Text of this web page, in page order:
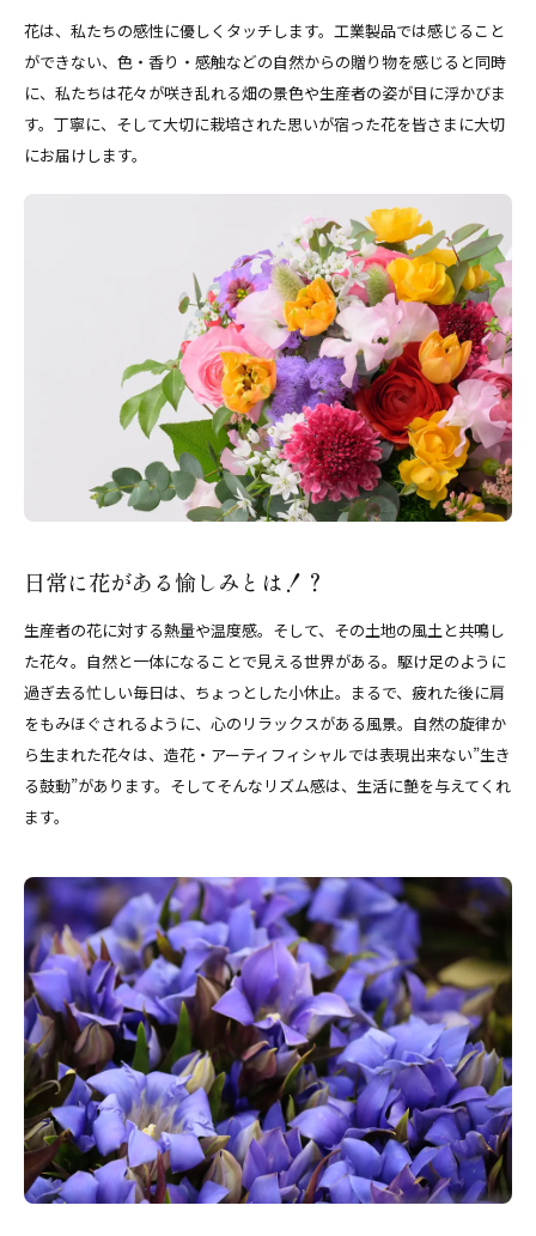
花は、私たちの感性に優しくタッチします。工業製品では感じること
ができない、色・香り・感触などの自然からの贈り物を感じると同時
に、私たちは花々が咲き乱れる畑の景色や生産者の姿が目に浮かびま
す。丁寧に、そして大切に栽培された思いが宿った花を皆さまに大切
にお届けします。
日常に花がある愉しみとは！？
生産者の花に対する熱量や温度感。そして、その土地の風土と共鳴し
た花々。自然と一体になることで見える世界がある。駆け足のように
過ぎ去る忙しい毎日は、ちょっとした小休止。まるで、疲れた後に肩
をもみほぐされるように、心のリラックスがある風景。自然の旋律か
ら生まれた花々は、造花・アーティフィシャルでは表現出来ない”生き
る鼓動”があります。そしてそんなリズム感は、生活に艶を与えてくれ
ます。